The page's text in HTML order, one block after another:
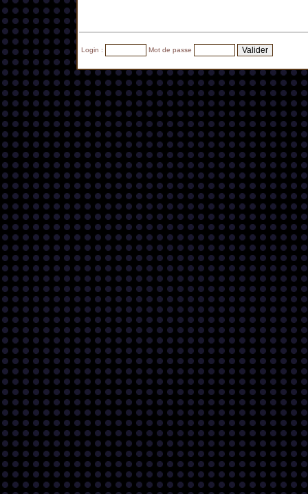
Login : Mot de passe